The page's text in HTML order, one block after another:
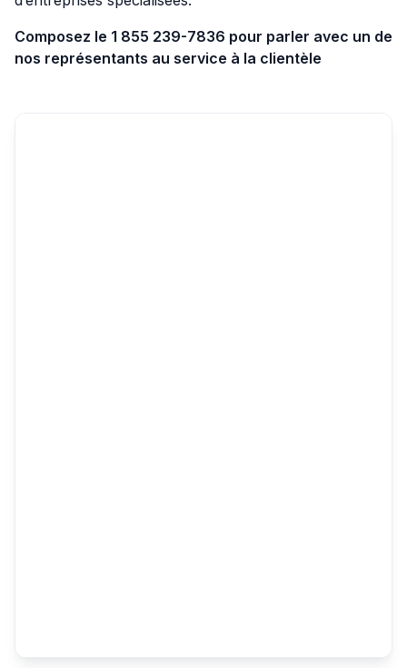
Composez le 1 855 239-7836 pour parler avec un de
nos représentants au service à la clientèle